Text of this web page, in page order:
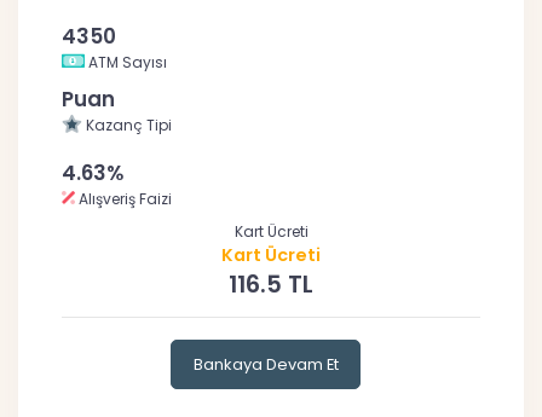
4350
ATM Sayısı
Puan
Kazanç Tipi
4.63%
Alışveriş Faizi
Kart Ücreti
Kart Ücreti
116.5 TL
Bankaya Devam Et